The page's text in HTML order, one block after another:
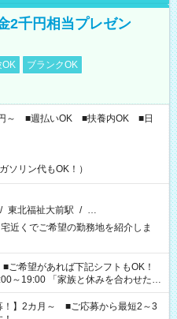
2千円相当プレゼン
OK
ブランクOK
円～ ■週払いOK ■扶養内OK ■日
ソリン代もOK！）
/ 東北福祉大前駅 / …
近くでご希望の勤務地を紹介しま
休みを合わせた
準備がしたい」 「できれば残業はし
ださいね。 ※Wワーク希望
！】2カ月～ ■ご応募から最短2～3